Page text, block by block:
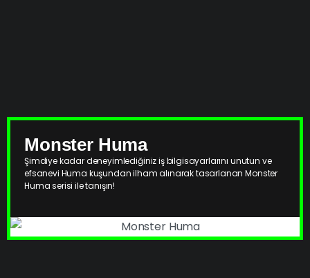
Monster Huma
Şimdiye kadar deneyimlediğiniz iş bilgisayarlarını unutun ve
efsanevi Huma kuşundan ilham alınarak tasarlanan Monster
Huma serisi ile tanışın!